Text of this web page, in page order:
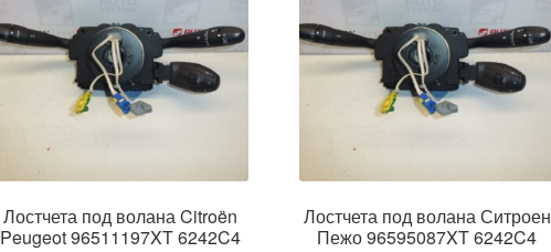
Лостчета под волана Citroën
Peugeot 96511197XT 6242C4
Лостчета под волана Ситроен
Пежо 96595087XT 6242C4